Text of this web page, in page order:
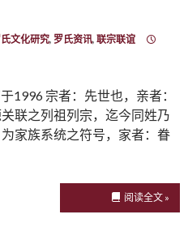
文化研究, 罗氏资讯, 联宗联谊
1996 宗者：先世也，亲者：
联之列祖列宗，迄今同姓乃
家族系统之符号，家者：眷
阅读全文 »